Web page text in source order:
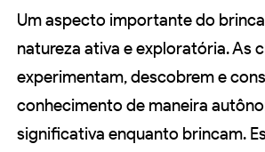
Um aspecto importante do
natureza ativa e exploratória. As
experimentam, descobrem e
conhecimento de maneira
significativa enquanto brincam.